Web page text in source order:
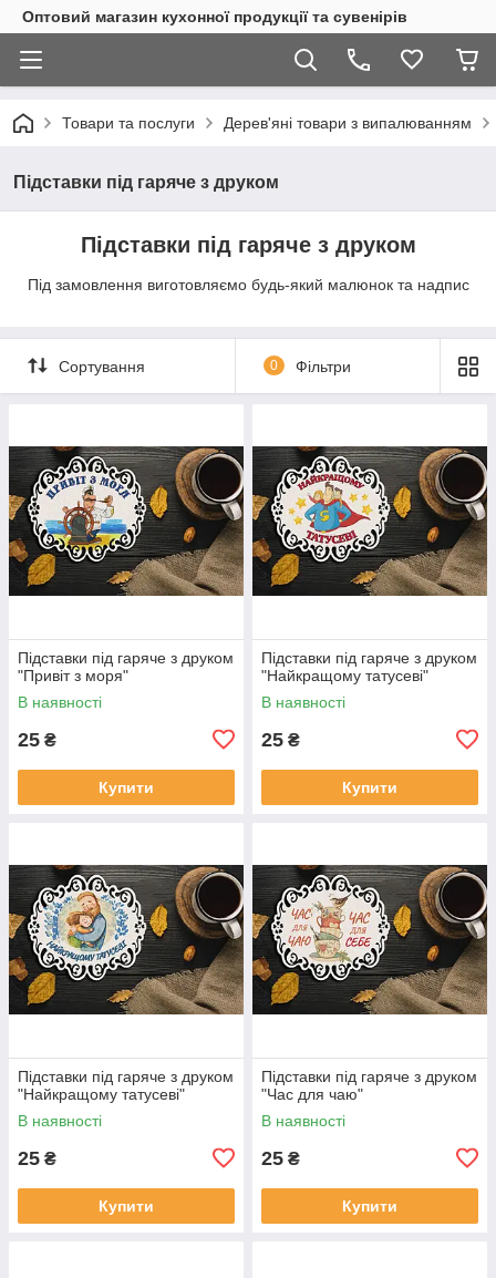
Оптовий магазин кухонної продукції та сувенірів
Товари та послуги Дерев'яні товари з випалюванням
Підставки під гаряче з друком
Підставки під гаряче з друком
Під замовлення виготовляємо будь-який малюнок та надпис
Сортування 0 Фільтри
Підставки під гаряче з друком
"Привіт з моря"
В наявності
25 ₴
Купити
Підставки під гаряче з друком
"Найкращому татусеві"
В наявності
25 ₴
Купити
Підставки під гаряче з друком
"Найкращому татусеві"
В наявності
25 ₴
Купити
Підставки під гаряче з друком
"Час для чаю"
В наявності
25 ₴
Купити